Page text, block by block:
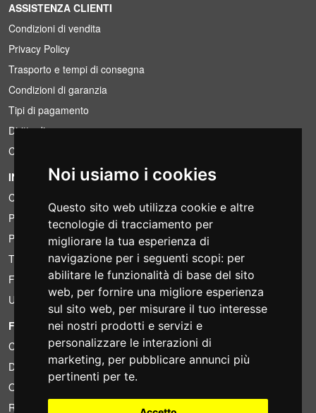
Noi usiamo i cookies
Questo sito web utilizza cookie e altre
tecnologie di tracciamento per
migliorare la tua esperienza di
navigazione per i seguenti scopi: per
abilitare le funzionalità di base del sito
web, per fornire una migliore esperienza
sul sito web, per misurare il tuo interesse
nei nostri prodotti e servizi e
personalizzare le interazioni di
marketing, per pubblicare annunci più
pertinenti per te.
ASSISTENZA CLIENTI
Condizioni di vendita
Privacy Policy
Trasporto e tempi di consegna
Condizioni di garanzia
Tipi di pagamento
Diritto di recesso
Condizioni IVA
INFORMAZIONI
Condizioni di noleggio
Preventivi
Pacchetti risparmio
Trovato a meno?
Finanziamento
Usato
FOTOCOLOMBO.IT
Chi siamo
Dove siamo
Orari di negozio
Recensioni su Trovaprezzi